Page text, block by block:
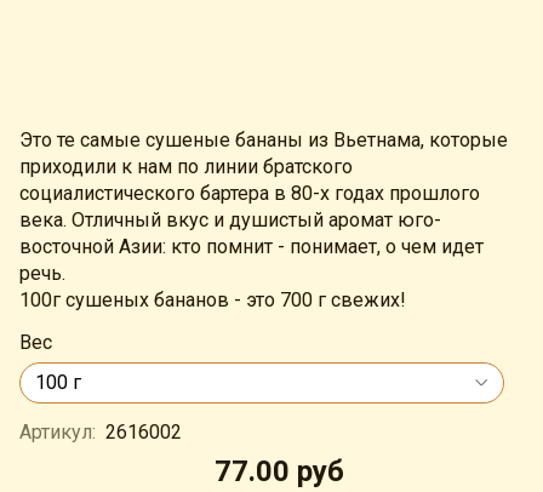
Это те самые сушеные бананы из Вьетнама, которые
приходили к нам по линии братского
социалистического бартера в 80-х годах прошлого
века. Отличный вкус и душистый аромат юго-
восточной Азии: кто помнит - понимает, о чем идет
речь.
100г сушеных бананов - это 700 г свежих!
Вес
Артикул: 2616002
77.00 руб